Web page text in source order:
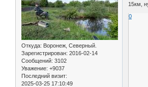
Откуда: Воронеж, Северный.
Зарегистрирован: 2016-02-14
Сообщений: 3102
Уважение: +9037
Последний визит:
2025-03-25 17:10:49
15км,
0